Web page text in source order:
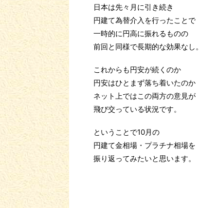
日本は先々月に引き続き
円建て為替介入を行ったことで
一時的に円高に振れるものの
前回と同様で長期的な効果なし。
これからも円安が続くのか
円安はひとまず落ち着いたのか
ネット上ではこの両方の意見が
飛び交っている状況です。
ということで10月の
円建て金相場・プラチナ相場を
振り返ってみたいと思います。